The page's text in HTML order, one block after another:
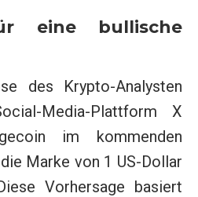
eine bullische
des Krypto-Analysten
Media-Plattform X
im kommenden
Marke von 1 US-Dollar
Vorhersage basiert